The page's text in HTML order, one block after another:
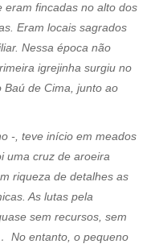
eram fincadas no alto dos
Eram locais sagrados
Nessa época não
igrejinha surgiu no
Baú de Cima, junto ao
-, teve início em meados
uma cruz de aroeira
riqueza de detalhes as
As lutas pela
sem recursos, sem
No entanto, o pequeno